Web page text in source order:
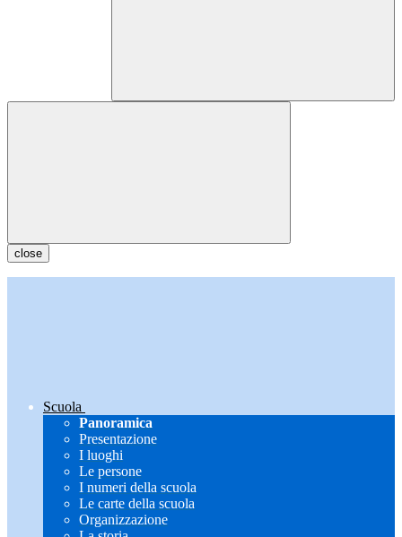
close
Scuola
Panoramica
Presentazione
I luoghi
Le persone
I numeri della scuola
Le carte della scuola
Organizzazione